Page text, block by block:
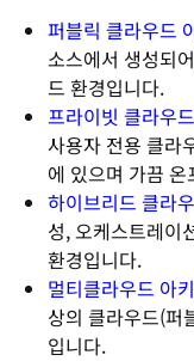
퍼블릭 클라우드
소스에서 생성되
드 환경입니다.
프라이빗 클라우
사용자 전용 클라
에 있으며 가끔
하이브리드 클라
성, 오케스트레이
환경입니다.
멀티클라우드 아
상의 클라우드(퍼
입니다.